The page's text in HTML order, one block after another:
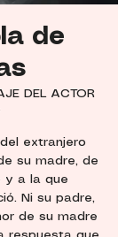
de
DEL ACTOR
extranjero
su madre, de
y a la que
Ni su padre,
de su madre